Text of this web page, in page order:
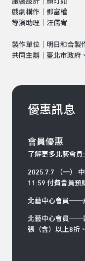
服裝設計｜顏玎如
戲劇構作｜鄧富權
導演助理｜汪儒宥
製作單位｜明日和合製
共同主辦｜臺北市政府
優惠訊息
會員優惠
了解更多北藝會員:
2025.7.7 （一）
11:59 付費會員預
北藝中心會員──
北藝中心會員──
張（含）以上8折